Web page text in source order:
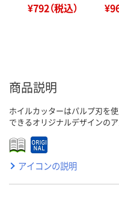
¥792（税込）
商品説明
ホイルカッターはパルプ刃を
できるオリジナルデザインのア
アイコンの説明